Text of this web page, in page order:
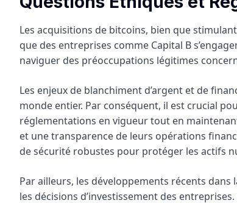
Les acquisitions de bitcoins, bien que
que des entreprises comme Capital B
naviguer des préoccupations légitimes
Les enjeux de blanchiment d’argent et de
monde entier. Par conséquent, il est crucial
réglementations en vigueur tout en
et une transparence de leurs opérations
de sécurité robustes pour protéger les actifs
Par ailleurs, les développements récents
les décisions d’investissement des